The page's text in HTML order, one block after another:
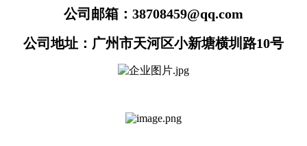
公司邮箱：38708459@qq.com
公司地址：广州市天河区小新塘横圳路10号